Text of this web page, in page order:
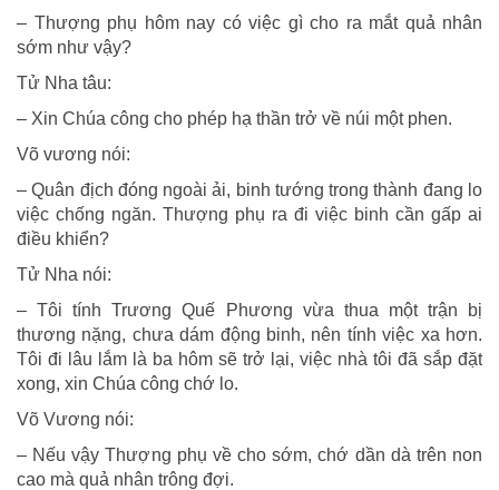
– Thượng phụ hôm nay có việc gì cho ra mắt quả nhân
sớm như vậy?
Tử Nha tâu:
– Xin Chúa công cho phép hạ thần trở về núi một phen.
Võ vương nói:
– Quân địch đóng ngoài ải, binh tướng trong thành đang lo
việc chống ngăn. Thượng phụ ra đi việc binh cần gấp ai
điều khiển?
Tử Nha nói:
– Tôi tính Trương Quế Phương vừa thua một trận bị
thương nặng, chưa dám động binh, nên tính việc xa hơn.
Tôi đi lâu lắm là ba hôm sẽ trở lại, việc nhà tôi đã sắp đặt
xong, xin Chúa công chớ lo.
Võ Vương nói:
– Nếu vậy Thượng phụ về cho sớm, chớ dần dà trên non
cao mà quả nhân trông đợi.